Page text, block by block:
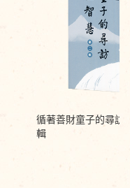
循著善財童子的尋訪
輯